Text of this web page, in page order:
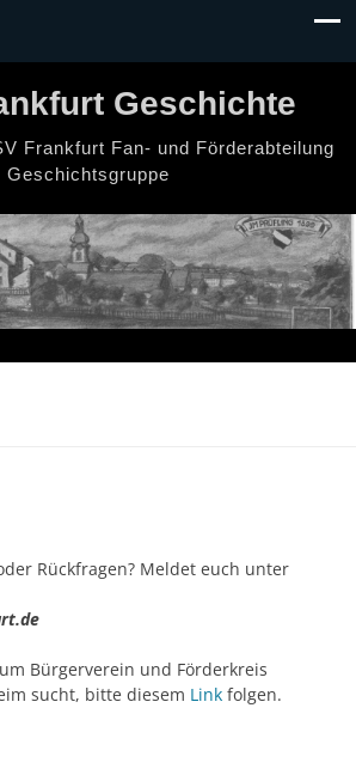
Geschichte
Frankfurt Fan- und Förderabteilung
Geschichtsgruppe
Rückfragen? Meldet euch unter
Bürgerverein und Förderkreis
sucht, bitte diesem Link folgen.